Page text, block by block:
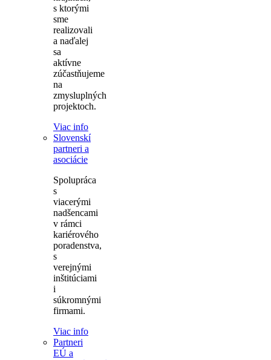
s ktorými
sme
realizovali
a naďalej
sa
aktívne
zúčastňujeme
na
zmysluplných
projektoch.
Viac info
Slovenskí
partneri a
asociácie
Spolupráca
s
viacerými
nadšencami
v rámci
kariérového
poradenstva,
s
verejnými
inštitúciami
i
súkromnými
firmami.
Viac info
Partneri
EÚ a